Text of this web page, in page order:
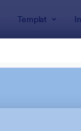
Templat